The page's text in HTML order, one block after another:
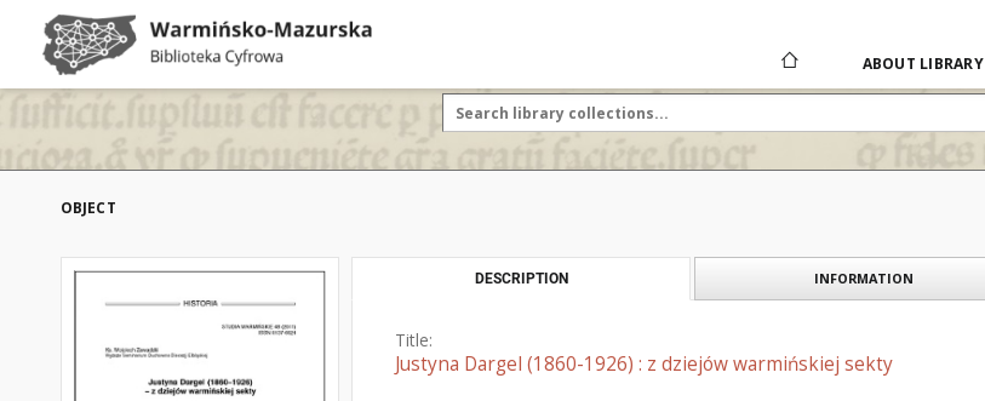
ABOUT LIBRARY
OBJECT
DESCRIPTION INFORMATION
Title:
Justyna Dargel (1860-1926) : z dziejów warmińskiej sekty